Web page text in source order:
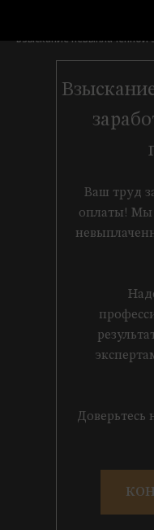
Взыскание
Ваш труд
оплаты! Мы
Доверьтесь